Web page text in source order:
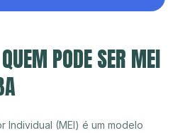
PODE SER MEI
Individual (MEI) é um modelo